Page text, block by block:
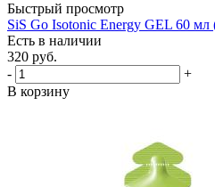
Быстрый просмотр
SiS Go Isotonic Energy GEL 60
Есть в наличии
320 руб.
-
+
В корзину